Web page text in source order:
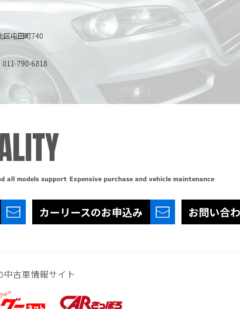
区屯田町740
790-6818
all models support Expensive purchase and vehicle maintenance
カーリースのお申込み お問い合
中古車情報サイト